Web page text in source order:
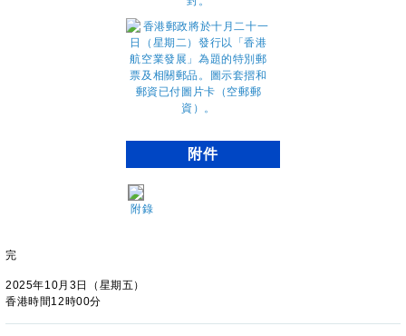
附件
附錄
完
2025年10月3日（星期五）
香港時間12時00分